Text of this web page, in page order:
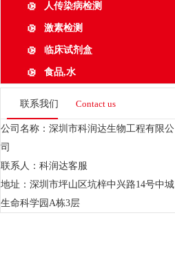
人传染病检测
激素检测
临床试剂盒
食品,水
联系我们 Contact us
公司名称：深圳市科润达生物工程有限公
司
联系人：科润达客服
地址：深圳市坪山区坑梓中兴路14号中城
生命科学园A栋3层